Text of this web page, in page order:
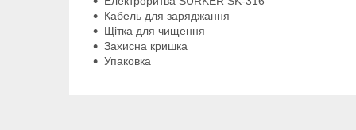
Кабель для заряджання
Щітка для чищення
Захисна кришка
Упаковка